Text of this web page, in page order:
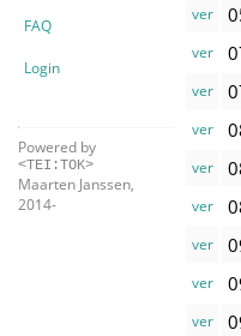
FAQ
Login
Powered by
<TEI:TOK>
Maarten Janssen,
2014-
ver
ver
ver
ver
ver
ver
ver
ver
ver